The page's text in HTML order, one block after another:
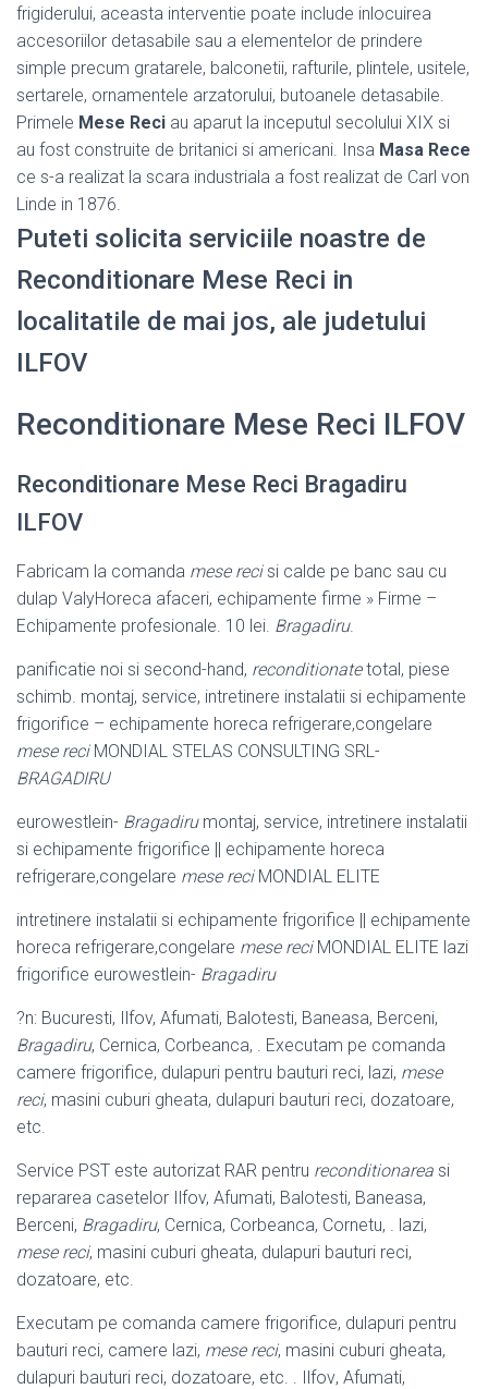
frigiderului, aceasta interventie poate include inlocuirea
accesoriilor detasabile sau a elementelor de prindere
simple precum gratarele, balconetii, rafturile, plintele, usitele,
sertarele, ornamentele arzatorului, butoanele detasabile.
Primele Mese Reci au aparut la inceputul secolului XIX si
au fost construite de britanici si americani. Insa Masa Rece
ce s-a realizat la scara industriala a fost realizat de Carl von
Linde in 1876.
Puteti solicita serviciile noastre de
Reconditionare Mese Reci in
localitatile de mai jos, ale judetului
ILFOV
Reconditionare Mese Reci ILFOV
Reconditionare Mese Reci Bragadiru
ILFOV
Fabricam la comanda mese recisi calde pe banc sau cu
dulap ValyHoreca afaceri, echipamente firme » Firme –
Echipamente profesionale. 10 lei. Bragadiru.
panificatie noi si second-hand, reconditionatetotal, piese
schimb. montaj, service, intretinere instalatii si echipamente
frigorifice – echipamente horeca refrigerare,congelare
mese reciMONDIAL STELAS CONSULTING SRL-
BRAGADIRU
eurowestlein- Bragadirumontaj, service, intretinere instalatii
si echipamente frigorifice || echipamente horeca
refrigerare,congelare mese reciMONDIAL ELITE
intretinere instalatii si echipamente frigorifice || echipamente
horeca refrigerare,congelare mese reciMONDIAL ELITE lazi
frigorifice eurowestlein- Bragadiru
?n: Bucuresti, Ilfov, Afumati, Balotesti, Baneasa, Berceni,
Bragadiru, Cernica, Corbeanca, . Executam pe comanda
camere frigorifice, dulapuri pentru bauturi reci, lazi, mese
reci, masini cuburi gheata, dulapuri bauturi reci, dozatoare,
etc.
Service PST este autorizat RAR pentru reconditionarea si
repararea casetelor Ilfov, Afumati, Balotesti, Baneasa,
Berceni, Bragadiru, Cernica, Corbeanca, Cornetu, . lazi,
mese reci, masini cuburi gheata, dulapuri bauturi reci,
dozatoare, etc.
Executam pe comanda camere frigorifice, dulapuri pentru
bauturi reci, camere lazi, mese reci, masini cuburi gheata,
dulapuri bauturi reci, dozatoare, etc. . Ilfov, Afumati,